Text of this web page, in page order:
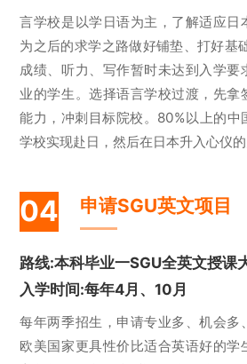
言学校是以学日语为主，了解适应日
为之后的求学之路做好铺垫、打好基
成绩、听力、写作暂时未达到入学要
业的学生。选择语言学校过渡，先拿
能力，冲刺目标院校。80%以上的中
学校实现赴日，然后在日本升入心仪的
04 申请SGU英文项目
路线:本科毕业一SGU全英文授课
入学时间:每年4月、10月
每年两季招生，申请专业多、机会多
欧美国家更具性价比适合英语好的学